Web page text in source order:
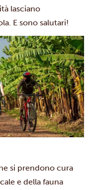
lasciano
E sono salutari!
si prendono cura
e della fauna